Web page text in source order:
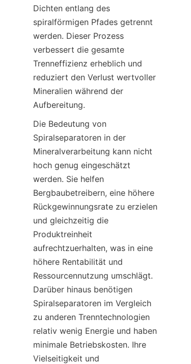
Dichten entlang des
spiralförmigen Pfades getrennt
werden. Dieser Prozess
verbessert die gesamte
Trenneffizienz erheblich und
reduziert den Verlust wertvoller
Mineralien während der
Aufbereitung.
Die Bedeutung von
Spiralseparatoren in der
Mineralverarbeitung kann nicht
hoch genug eingeschätzt
werden. Sie helfen
Bergbaubetreibern, eine höhere
Rückgewinnungsrate zu erzielen
und gleichzeitig die
Produktreinheit
aufrechtzuerhalten, was in eine
höhere Rentabilität und
Ressourcennutzung umschlägt.
Darüber hinaus benötigen
Spiralseparatoren im Vergleich
zu anderen Trenntechnologien
relativ wenig Energie und haben
minimale Betriebskosten. Ihre
Vielseitigkeit und